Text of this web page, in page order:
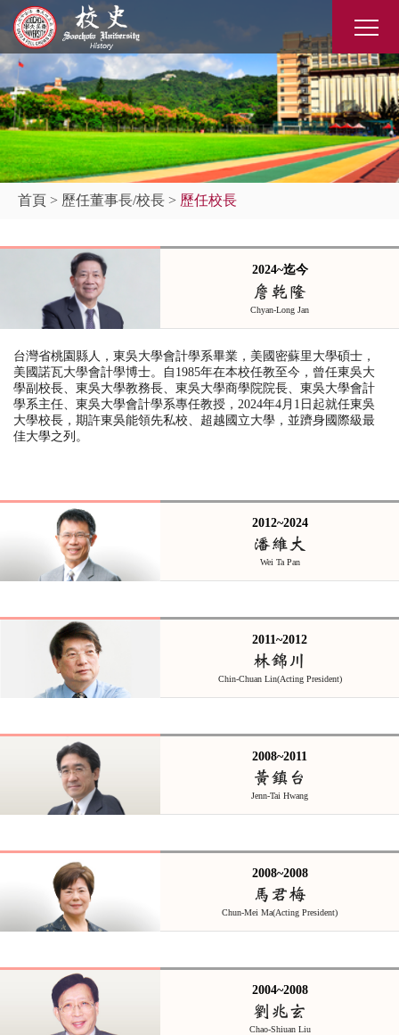
首頁 > 歷任董事長/校長 > 歷任校長
2024~迄今
詹乾隆
Chyan-Long Jan
台灣省桃園縣人，東吳大學會計學系畢業，美國密蘇里大學碩士，
美國諾瓦大學會計學博士。自 1985年在本校任教至今，曾任東吳大
學副校長、 東吳大學教務長、 東吳大學商學院院長、 東吳大學會計
學系主任、 東吳大學會計學系專任教授， 2024年4月 1 日起就任東吳
大學校長，期許東吳能領先私校、超越國立大學，並躋身國際級最
佳大學之列。
2012~2024
潘維大
Wei Ta Pan
2011~2012
林錦川
Chin-Chuan Lin(Acting President)
2008~2011
黃鎮台
Jenn-Tai Hwang
2008~2008
馬君梅
Chun-Mei Ma(Acting President)
2004~2008
劉兆玄
Chao-Shiuan Liu